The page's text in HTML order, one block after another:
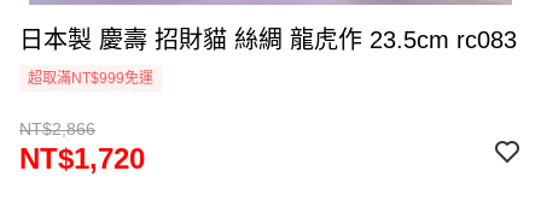
日本製 慶壽 招財貓 絲綢 龍虎作 23.5cm rc083
超取滿NT$999免運
NT$2,866
NT$1,720